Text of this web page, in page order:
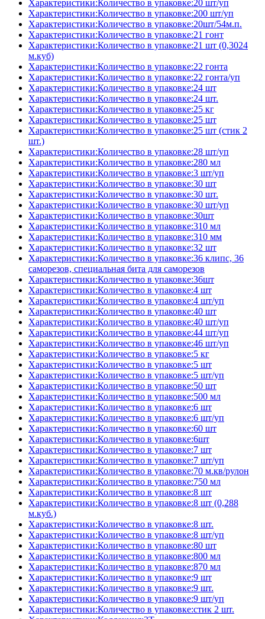
Характеристики:Количество в упаковке:20 шт/уп
Характеристики:Количество в упаковке:200 шт/уп
Характеристики:Количество в упаковке:20шт/54м.п.
Характеристики:Количество в упаковке:21 гонт
Характеристики:Количество в упаковке:21 шт (0,3024
м.куб)
Характеристики:Количество в упаковке:22 гонта
Характеристики:Количество в упаковке:22 гонта/уп
Характеристики:Количество в упаковке:24 шт
Характеристики:Количество в упаковке:24 шт.
Характеристики:Количество в упаковке:25 кг
Характеристики:Количество в упаковке:25 шт
Характеристики:Количество в упаковке:25 шт (стик 2
шт.)
Характеристики:Количество в упаковке:28 шт/уп
Характеристики:Количество в упаковке:280 мл
Характеристики:Количество в упаковке:3 шт/уп
Характеристики:Количество в упаковке:30 шт
Характеристики:Количество в упаковке:30 шт.
Характеристики:Количество в упаковке:30 шт/уп
Характеристики:Количество в упаковке:30шт
Характеристики:Количество в упаковке:310 мл
Характеристики:Количество в упаковке:310 мм
Характеристики:Количество в упаковке:32 шт
Характеристики:Количество в упаковке:36 клипс, 36
саморезов, специальная бита для саморезов
Характеристики:Количество в упаковке:36шт
Характеристики:Количество в упаковке:4 шт
Характеристики:Количество в упаковке:4 шт/уп
Характеристики:Количество в упаковке:40 шт
Характеристики:Количество в упаковке:40 шт/уп
Характеристики:Количество в упаковке:44 шт/уп
Характеристики:Количество в упаковке:46 шт/уп
Характеристики:Количество в упаковке:5 кг
Характеристики:Количество в упаковке:5 шт
Характеристики:Количество в упаковке:5 шт/уп
Характеристики:Количество в упаковке:50 шт
Характеристики:Количество в упаковке:500 мл
Характеристики:Количество в упаковке:6 шт
Характеристики:Количество в упаковке:6 шт/уп
Характеристики:Количество в упаковке:60 шт
Характеристики:Количество в упаковке:6шт
Характеристики:Количество в упаковке:7 шт
Характеристики:Количество в упаковке:7 шт/уп
Характеристики:Количество в упаковке:70 м.кв/рулон
Характеристики:Количество в упаковке:750 мл
Характеристики:Количество в упаковке:8 шт
Характеристики:Количество в упаковке:8 шт (0,288
м.куб.)
Характеристики:Количество в упаковке:8 шт.
Характеристики:Количество в упаковке:8 шт/уп
Характеристики:Количество в упаковке:80 шт
Характеристики:Количество в упаковке:800 мл
Характеристики:Количество в упаковке:870 мл
Характеристики:Количество в упаковке:9 шт
Характеристики:Количество в упаковке:9 шт.
Характеристики:Количество в упаковке:9 шт/уп
Характеристики:Количество в упаковке:стик 2 шт.